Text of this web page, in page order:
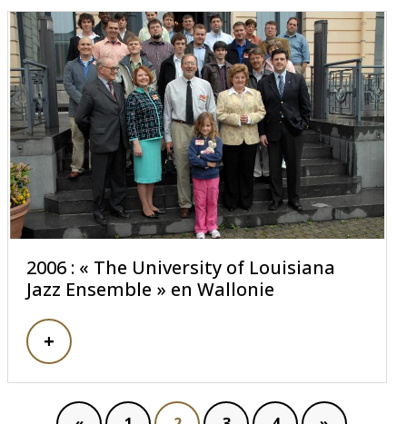
2006 : « The University of Louisiana
Jazz Ensemble » en Wallonie